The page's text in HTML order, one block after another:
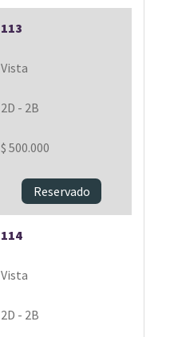
113
Vista
2D - 2B
$ 500.000
Reservado
114
Vista
2D - 2B